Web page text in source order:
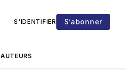
S'IDENTIFIER S’abonner
AUTEURS